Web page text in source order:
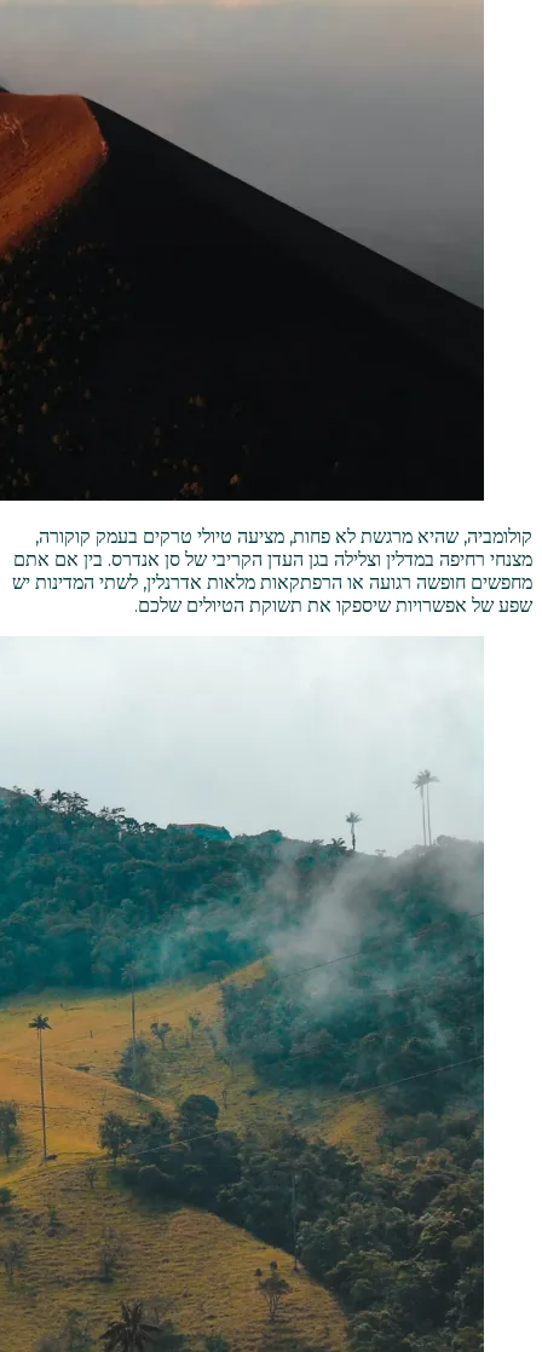
קולומביה, שהיא מרגשת לא פחות, מציעה טיולי טרקים בעמק קוקורה,
מצנחי רחיפה במדלין וצלילה בגן העדן הקריבי של סן אנדרס. בין אם אתם
מחפשים חופשה רגועה או הרפתקאות מלאות אדרנלין, לשתי המדינות יש
שפע של אפשרויות שיספקו את תשוקת הטיולים שלכם.